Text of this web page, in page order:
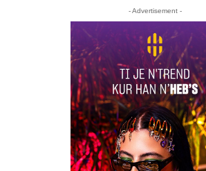
- Advertisement -